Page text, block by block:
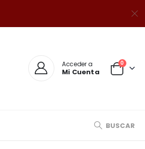
Acceder a
Mi Cuenta
0
BUSCAR